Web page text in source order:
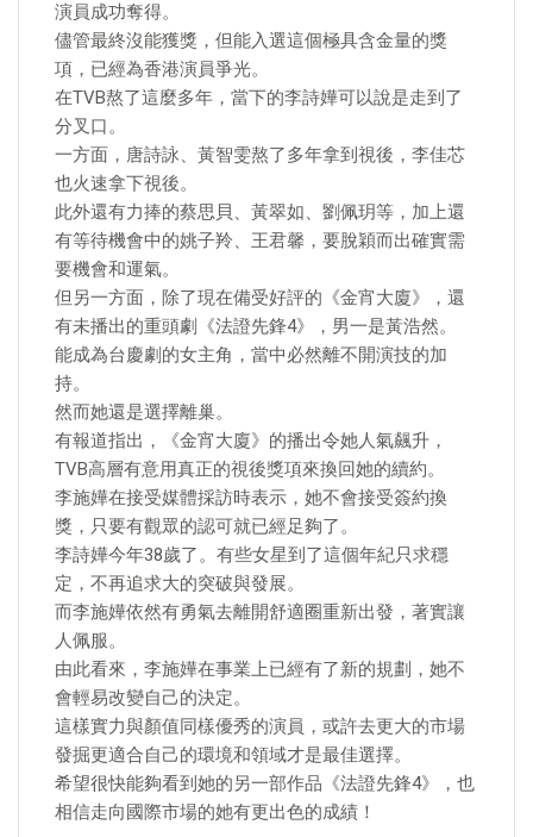
演員成功奪得。
儘管最終沒能獲獎，但能入選這個極具含金量的獎
項，已經為香港演員爭光。
在TVB熬了這麼多年，當下的李詩嬅可以說是走到了
分叉口。
一方面，唐詩詠、黃智雯熬了多年拿到視後，李佳芯
也火速拿下視後。
此外還有力捧的蔡思貝、黃翠如、劉佩玥等，加上還
有等待機會中的姚子羚、王君馨，要脫穎而出確實需
要機會和運氣。
但另一方面，除了現在備受好評的《金宵大廈》，還
有未播出的重頭劇《法證先鋒4》，男一是黃浩然。
能成為台慶劇的女主角，當中必然離不開演技的加
持。
然而她還是選擇離巢。
有報道指出，《金宵大廈》的播出令她人氣飆升，
TVB高層有意用真正的視後獎項來換回她的續約。
李施嬅在接受媒體採訪時表示，她不會接受簽約換
獎，只要有觀眾的認可就已經足夠了。
李詩嬅今年38歲了。有些女星到了這個年紀只求穩
定，不再追求大的突破與發展。
而李施嬅依然有勇氣去離開舒適圈重新出發，著實讓
人佩服。
由此看來，李施嬅在事業上已經有了新的規劃，她不
會輕易改變自己的決定。
這樣實力與顏值同樣優秀的演員，或許去更大的市場
發掘更適合自己的環境和領域才是最佳選擇。
希望很快能夠看到她的另一部作品《法證先鋒4》，也
相信走向國際市場的她有更出色的成績！